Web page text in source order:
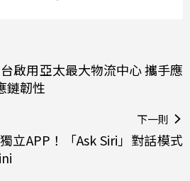
啟用亞太最大物流中心 攜手應
鏈韌性
下一則
立APP！「Ask Siri」對話模式